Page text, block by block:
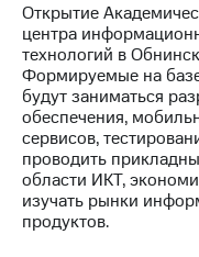
Раскрытие
информации
Информация
акционерам
Документы
ПАО
"МТС"
Собрания
акционеров
Личный
кабинет
Открытие
центра
технологий в
Формируемые на
будут заниматься
обеспечения,
сервисов,
проводить
области ИКТ,
изучать рынки
продуктов.